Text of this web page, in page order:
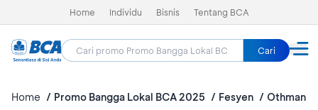
Home Individu Bisnis Tentang BCA
Cari
Home Promo Bangga Lokal BCA 2025 Fesyen Othman